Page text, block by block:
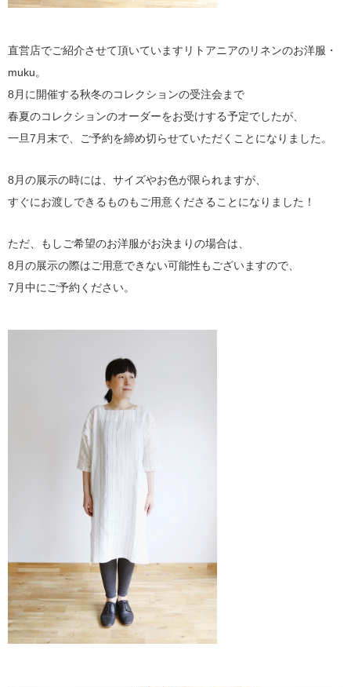
直営店でご紹介させて頂いていますリトアニアのリネンのお洋服・
muku。
8月に開催する秋冬のコレクションの受注会まで
春夏のコレクションのオーダーをお受けする予定でしたが、
一旦7月末で、ご予約を締め切らせていただくことになりました。
8月の展示の時には、サイズやお色が限られますが、
すぐにお渡しできるものもご用意くださることになりました！
ただ、もしご希望のお洋服がお決まりの場合は、
8月の展示の際はご用意できない可能性もございますので、
7月中にご予約ください。